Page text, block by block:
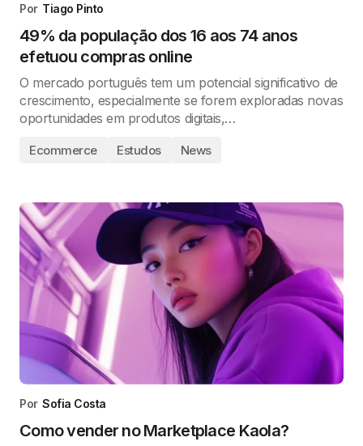
Por Tiago Pinto
49% da população dos 16 aos 74 anos
efetuou compras online
O mercado português tem um potencial significativo de
crescimento, especialmente se forem exploradas novas
oportunidades em produtos digitais,…
Ecommerce Estudos News
Por Sofia Costa
Como vender no Marketplace Kaola?